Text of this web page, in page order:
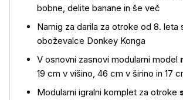
bobne, delite banane in še več
Namig za darila za otroke od 8. leta
oboževalce Donkey Konga
V osnovni zasnovi modularni model
19 cm v višino, 46 cm v širino in 17
Modularni igralni komplet za otroke